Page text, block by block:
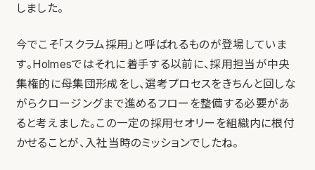
しました。
今でこそ「スクラム採用」と呼ばれるものが登場していま
す。Holmesではそれに着手する以前に、採用担当が中央
集権的に母集団形成をし、選考プロセスをきちんと回しな
がらクロージングまで進めるフローを整備する必要があ
ると考えました。この一定の採用セオリーを組織内に根付
かせることが、入社当時のミッションでしたね。